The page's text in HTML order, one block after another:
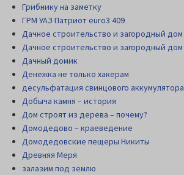
Грибнику на заметку
ГРМ УАЗ Патриот euro3 409
Дачное строительство и загородный дом
Дачное строительство и загородный дом
Дачный домик
Денежка не только хакерам
десульфатация свинцового аккумулятора
Добыча камня – история
Дом строят из дерева – почему?
Домодедово – краеведение
Домодедовские пещеры Никиты
Древняя Меря
залазим под землю